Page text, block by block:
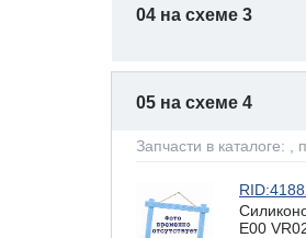
04 на схеме 3
05 на схеме 4
Запчасти в каталоге: ,
E00